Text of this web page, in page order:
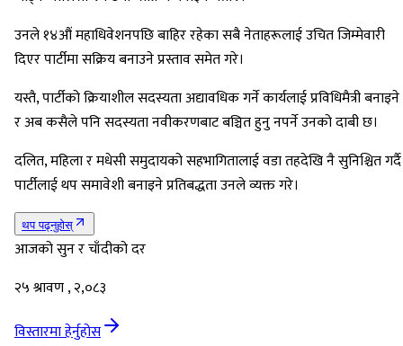
उनले १४औं महाधिवेशनपछि बाहिर रहेका सबै नेताहरूलाई उचित जिम्मेवारी
दिएर पार्टीमा सक्रिय बनाउने प्रस्ताव समेत गरे।
यस्तै, पार्टीको क्रियाशील सदस्यता अद्यावधिक गर्ने कार्यलाई प्रविधिमैत्री बनाइने
र अब कसैले पनि सदस्यता नवीकरणबाट बञ्चित हुनु नपर्ने उनको दाबी छ।
दलित, महिला र मधेसी समुदायको सहभागितालाई वडा तहदेखि नै सुनिश्चित गर्दै
पार्टीलाई थप समावेशी बनाइने प्रतिबद्धता उनले व्यक्त गरे।
थप पढ्नुहोस्
आजको सुन र चाँदीको दर
२५ श्रावण , २,०८३
विस्तारमा हेर्नुहोस